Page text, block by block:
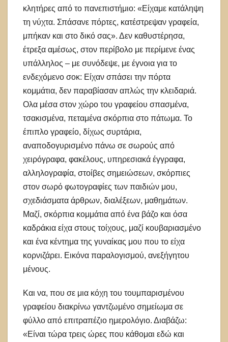
κλητήρες από το πανεπιστήμιο: «Είχαμε κατάληψη
τη νύχτα. Σπάσανε πόρτες, κατέστρεψαν γραφεία,
μπήκαν και στο δικό σας». Δεν καθυστέρησα,
έτρεξα αμέσως, στον περίβολο με περίμενε ένας
υπάλληλος – με συνόδεψε, με έγνοια για το
ενδεχόμενο σοκ: Είχαν σπάσει την πόρτα
κομμάτια, δεν παραβίασαν απλώς την κλειδαριά.
Ολα μέσα στον χώρο του γραφείου σπασμένα,
τσακισμένα, πεταμένα σκόρπια στο πάτωμα. Το
έπιπλο γραφείο, δίχως συρτάρια,
αναποδογυρισμένο πάνω σε σωρούς από
χειρόγραφα, φακέλους, υπηρεσιακά έγγραφα,
αλληλογραφία, στοίβες σημειώσεων, σκόρπιες
στον σωρό φωτογραφίες των παιδιών μου,
σχεδιάσματα άρθρων, διαλέξεων, μαθημάτων.
Μαζί, σκόρπια κομμάτια από ένα βάζο και όσα
καδράκια είχα στους τοίχους, μαζί κουβαριασμένο
και ένα κέντημα της γυναίκας μου που το είχα
κορνιζάρει. Εικόνα παραλογισμού, ανεξήγητου
μένους.
Και να, που σε μια κόχη του τουμπαρισμένου
γραφείου διακρίνω γαντζωμένο σημείωμα σε
φύλλο από επιτραπέζιο ημερολόγιο. Διαβάζω:
«Είναι τώρα τρεις ώρες που κάθομαι εδώ και